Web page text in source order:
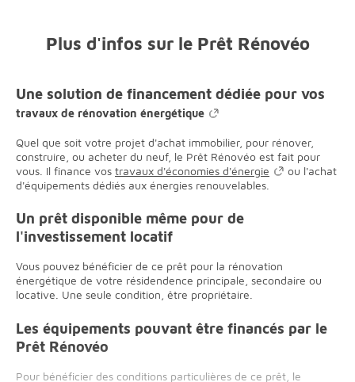
Plus d'infos sur le Prêt Rénovéo
Une solution de financement dédiée pour vos
travaux de rénovation énergétique
Quel que soit votre projet d'achat immobilier, pour rénover,
construire, ou acheter du neuf, le Prêt Rénovéo est fait pour
vous. Il finance vos travaux d'économies d'énergie
ou l'achat
d'équipements dédiés aux énergies renouvelables.
Un prêt disponible même pour de
l'investissement locatif
Vous pouvez bénéficier de ce prêt pour la rénovation
énergétique de votre résidendence principale, secondaire ou
locative. Une seule condition, être propriétaire.
Les équipements pouvant être financés par le
Prêt Rénovéo
Pour bénéficier des conditions particulières de ce prêt, le